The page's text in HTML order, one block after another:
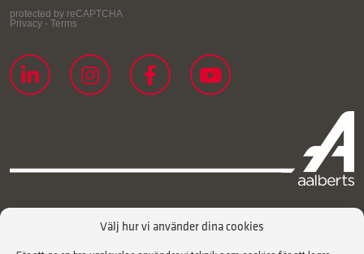
Välj hur vi använder dina cookies